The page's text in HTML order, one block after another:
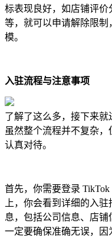
标表现良好，如店铺评
等，就可以申请解除限
模。
入驻流程与注意事项
了解了这么多，接下来
虽然整个流程并不复杂
认真对待。
首先，你需要登录
上，你会看到详细的入
息，包括公司信息、店铺
一定要确保准确无误，